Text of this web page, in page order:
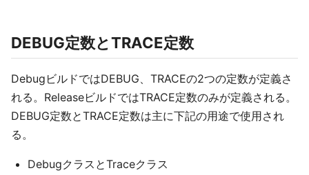
DEBUG定数とTRACE定数
DebugビルドではDEBUG、TRACEの2つの定数が定義さ
れる。ReleaseビルドではTRACE定数のみが定義される。
DEBUG定数とTRACE定数は主に下記の用途で使用され
る。
DebugクラスとTraceクラス